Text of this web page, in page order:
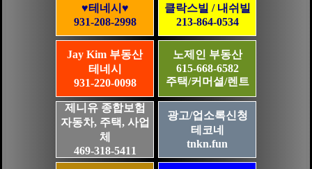
♥테네시♥
931-208-2998
클락스빌 / 내쉬빌
213-864-0534
Jay Kim 부동산
테네시
931-220-0098
노제인 부동산
615-668-6582
주택/커머셜/렌트
제니유 종합보험
자동차, 주택, 사업
체
469-318-5411
광고/업소록신청
테코네
tnkn.fun